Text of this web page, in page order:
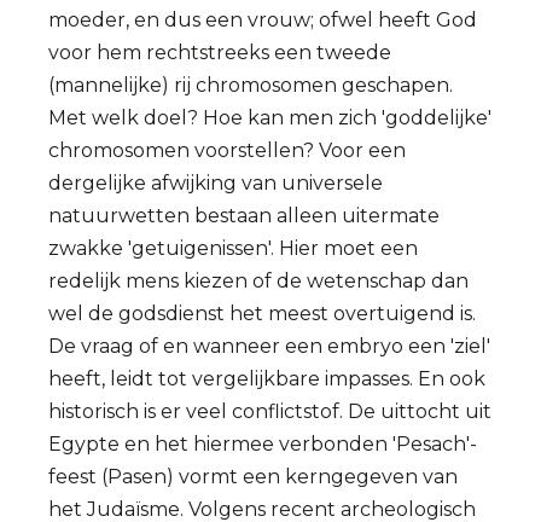
moeder, en dus een vrouw; ofwel heeft God
voor hem rechtstreeks een tweede
(mannelijke) rij chromosomen geschapen.
Met welk doel? Hoe kan men zich 'goddelijke'
chromosomen voorstellen? Voor een
dergelijke afwijking van universele
natuurwetten bestaan alleen uitermate
zwakke 'getuigenissen'. Hier moet een
redelijk mens kiezen of de wetenschap dan
wel de godsdienst het meest overtuigend is.
De vraag of en wanneer een embryo een 'ziel'
heeft, leidt tot vergelijkbare impasses. En ook
historisch is er veel conflictstof. De uittocht uit
Egypte en het hiermee verbonden 'Pesach'-
feest (Pasen) vormt een kerngegeven van
het Judaïsme. Volgens recent archeologisch